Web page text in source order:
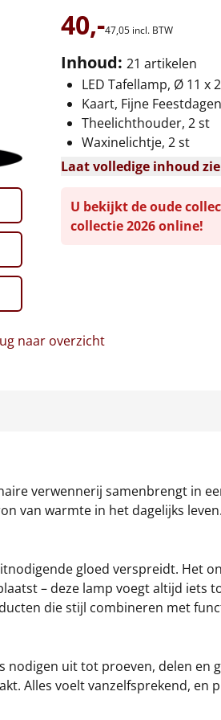
40,-47,05 incl. BTW
Inhoud: 21 artikelen
LED Tafellamp, Ø 11 x
Kaart, Fijne Feestdagen
Theelichthouder, 2 st
Waxinelichtje, 2 st
Laat volledige inhoud
U bekijkt de oude
collectie 2026 online!
naar overzicht
verwennerij samenbrengt in
van warmte in het dagelijks
gloed verspreidt. Het
– deze lamp voegt altijd iets
die stijl combineren met
uit tot proeven, delen
Alles voelt vanzelfsprekend, en